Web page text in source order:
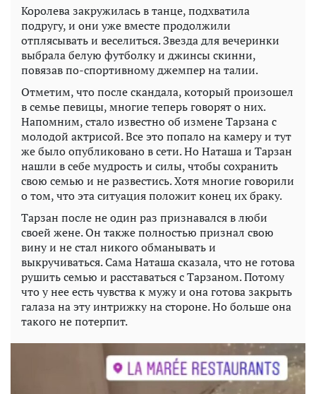
Королева закружилась в танце, подхватила
подругу, и они уже вместе продолжили
отплясывать и веселиться. Звезда для вечеринки
выбрала белую футболку и джинсы скинни,
повязав по-спортивному джемпер на талии.
Отметим, что после скандала, который произошел
в семье певицы, многие теперь говорят о них.
Напомним, стало известно об измене Тарзана с
молодой актрисой. Все это попало на камеру и тут
же было опубликовано в сети. Но Наташа и Тарзан
нашли в себе мудрость и силы, чтобы сохранить
свою семью и не развестись. Хотя многие говорили
о том, что эта ситуация положит конец их браку.
Тарзан после не один раз признавался в люби
своей жене. Он также полностью признал свою
вину и не стал никого обманывать и
выкручиваться. Сама Наташа сказала, что не готова
рушить семью и расставаться с Тарзаном. Потому
что у нее есть чувства к мужу и она готова закрыть
галаза на эту интрижку на стороне. Но больше она
такого не потерпит.